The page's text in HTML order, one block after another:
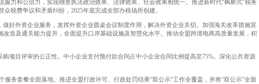
力和公信力，实现稽查执法政治效果、法律效果、社会效果相统一。推进新时代“枫桥式”税务
税费争议和矛盾纠纷，2025年底完成全部办税场所创建。
外资企业服务，发挥外资企业圆桌会议制度作用，解决外资企业关切。加强海关改革措施宣
造及通关能力提升，全面提升口岸基础设施及智慧化水平。推动全盟跨境电商高质量发展，积
目评审的公正性。中小企业支付预付款合同占中小企业合同比例提高至75%。深化公共资源
务套餐全面落地。推进全盟行政许可、行政处罚结果“双公示”工作全覆盖，并将“双公示”全面